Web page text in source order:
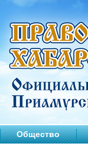
Общество